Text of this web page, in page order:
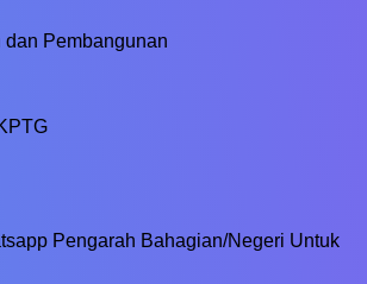
dan Pembangunan
Pengarah Bahagian/Negeri Untuk